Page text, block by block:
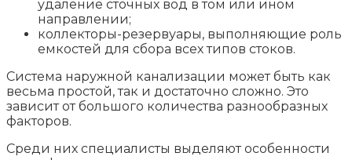
удаление сточных вод в том или ином
направлении;
коллекторы-резервуары, выполняющие роль
емкостей для сбора всех типов стоков.
Система наружной канализации может быть как
весьма простой, так и достаточно сложно. Это
зависит от большого количества разнообразных
факторов.
Среди них специалисты выделяют особенности